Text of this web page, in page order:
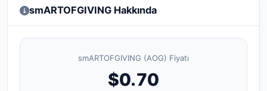
smARTOFGIVING Hakkında
smARTOFGIVING (AOG) Fiyatı
$0.70